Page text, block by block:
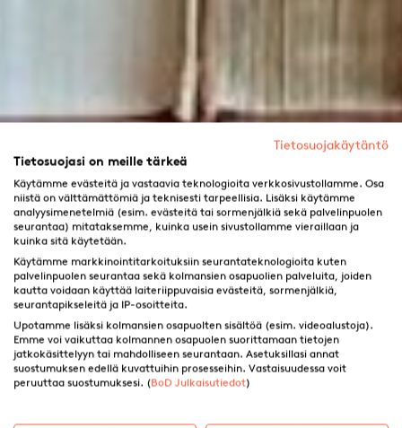
Kirjan kansi – tärkeä
Tietosuojakäytäntö
Tietosuojasi on meille tärkeä
Käytämme evästeitä ja vastaavia teknologioita verkkosivustollamme. Osa
niistä on välttämättömiä ja teknisesti tarpeellisia. Lisäksi käytämme
analyysimenetelmiä (esim. evästeitä tai sormenjälkiä sekä palvelinpuolen
seurantaa) mitataksemme, kuinka usein sivustollamme vieraillaan ja
kuinka sitä käytetään.
Käytämme markkinointitarkoituksiin seurantateknologioita kuten
palvelinpuolen seurantaa sekä kolmansien osapuolien palveluita, joiden
kautta voidaan käyttää laiteriippuvaisia evästeitä, sormenjälkiä,
seurantapikseleitä ja IP-osoitteita.
Upotamme lisäksi kolmansien osapuolten sisältöä (esim. videoalustoja).
Emme voi vaikuttaa kolmannen osapuolen suorittamaan tietojen
jatkokäsittelyyn tai mahdolliseen seurantaan. Asetuksillasi annat
suostumuksen edellä kuvattuihin prosesseihin. Vastaisuudessa voit
peruuttaa suostumuksesi. (BoD Julkaisutiedot)